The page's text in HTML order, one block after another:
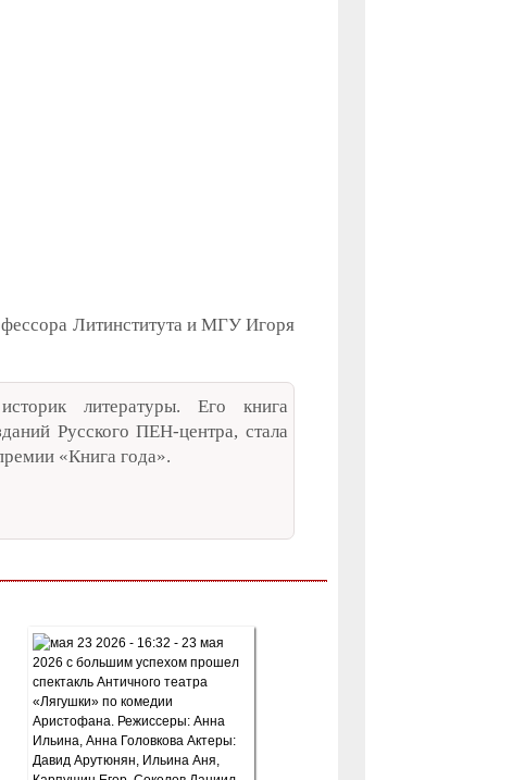
Литинститута и МГУ Игоря
литературы. Его книга
Русского ПЕН-центра, стала
«Книга года».